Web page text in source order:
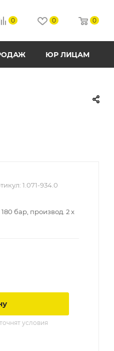
0 0 0
ЮР ЛИЦАМ
1.071-934.0
бар, производ. 2 x
условия